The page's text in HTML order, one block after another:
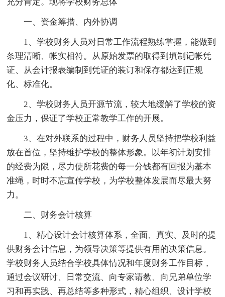
充分肯定。现将学校财务总体
一、资金筹措、内外协调
1、学校财务人员对日常工作流程熟练掌握，能做到
条理清晰、帐实相符。从原始发票的取得到填制记帐凭
证、从会计报表编制到凭证的装订和保存都达到正规
化、标准化。
2、学校财务人员开源节流，较大地缓解了学校的资
金压力，保证了学校正常教学工作的开展。
3、在对外联系的过程中，财务人员坚持把学校利益
放在首位，坚持维护学校的整体形象。以年初计划安排
的经费为限，尽力使所花费的每一分钱都有回报为基本
准绳，时时不忘宣传学校，为学校整体发展而尽最大努
力。
二、财务会计核算
1、精心设计会计核算体系，全面、真实、及时的提
供财务会计信息，为领导决策等提供有用的决策信息。
学校财务人员结合学校具体情况和年度财务工作目标，
通过会议研讨、日常交流、向专家请教、向兄弟单位学
习和再实践、再总结等多种形式，精心组织、设计学校